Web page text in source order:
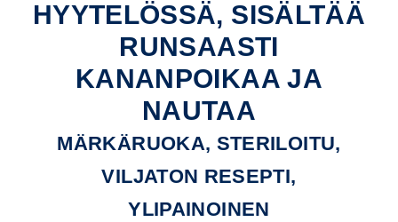
HYYTELÖSSÄ, SISÄLTÄÄ
RUNSAASTI
KANANPOIKAA JA
NAUTAA
MÄRKÄRUOKA, STERILOITU,
VILJATON RESEPTI,
YLIPAINOINEN